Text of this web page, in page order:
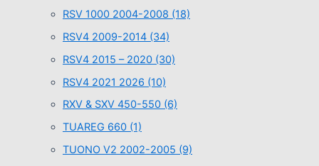
RSV 1000 2004-2008 (18)
RSV4 2009-2014 (34)
RSV4 2015 – 2020 (30)
RSV4 2021 2026 (10)
RXV & SXV 450-550 (6)
TUAREG 660 (1)
TUONO V2 2002-2005 (9)